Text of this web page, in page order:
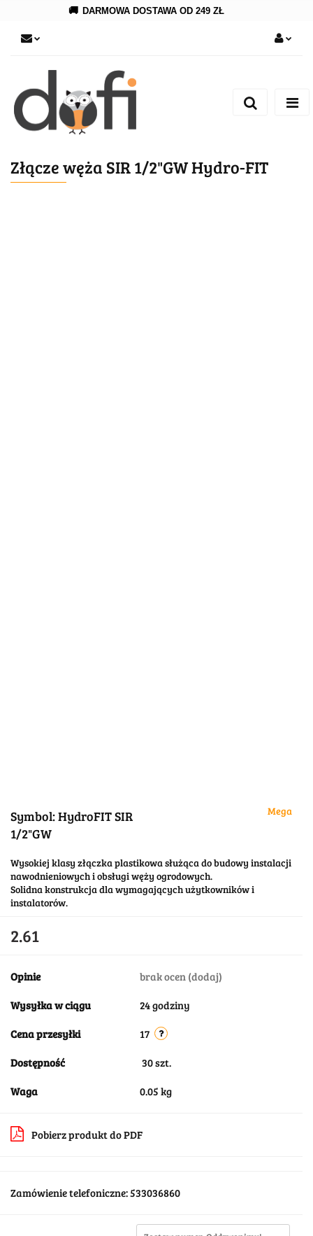
🚚 DARMOWA DOSTAWA OD 249 ZŁ
Zarejestruj się
Złącze węża SIR 1/2"GW Hydro-FIT
Symbol:HydroFIT SIR
1/2"GW
Mega
Wysokiej klasy złączka plastikowa służąca do budowy instalacji
nawodnieniowych i obsługi węży ogrodowych.
Solidna konstrukcja dla wymagających użytkowników i
instalatorów.
2.61
Opinie brak ocen (dodaj)
Wysyłka w ciągu 24 godziny
Cena przesyłki 17
Dostępność 30szt.
Waga 0.05 kg
Pobierz produkt do PDF
Zamówienie telefoniczne: 533036860